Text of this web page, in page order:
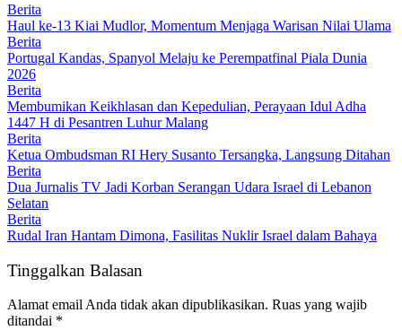
Berita
Haul ke-13 Kiai Mudlor, Momentum Menjaga Warisan Nilai Ulama
Berita
Portugal Kandas, Spanyol Melaju ke Perempatfinal Piala Dunia
2026
Berita
Membumikan Keikhlasan dan Kepedulian, Perayaan Idul Adha
1447 H di Pesantren Luhur Malang
Berita
Ketua Ombudsman RI Hery Susanto Tersangka, Langsung Ditahan
Berita
Dua Jurnalis TV Jadi Korban Serangan Udara Israel di Lebanon
Selatan
Berita
Rudal Iran Hantam Dimona, Fasilitas Nuklir Israel dalam Bahaya
Tinggalkan Balasan
Alamat email Anda tidak akan dipublikasikan. Ruas yang wajib
ditandai *